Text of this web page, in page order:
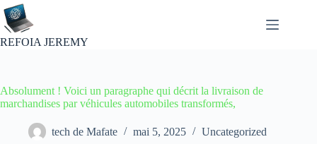
Passer
au
contenu
REFOIA JEREMY
Absolument ! Voici un paragraphe qui décrit la livraison de
marchandises par véhicules automobiles transformés,
tech de Mafate mai 5, 2025 Uncategorized